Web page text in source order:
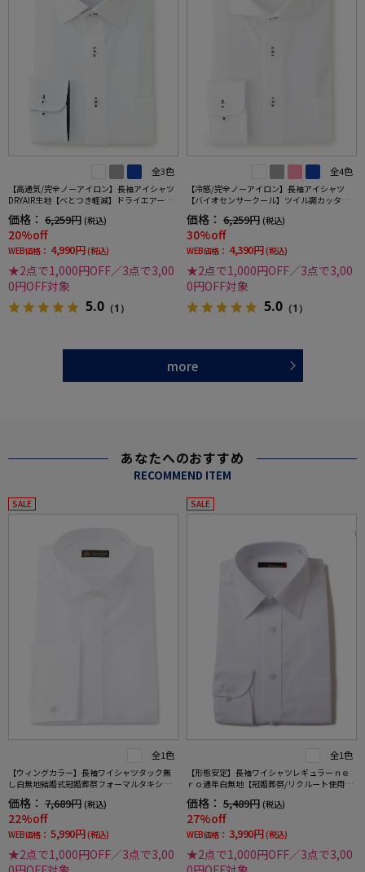
全3色
【高通気/完全ノーアイロン】長袖アイシャツ
DRYAIR生地【べとつき軽減】ドライエアース
トライプ調セミワイド別布ストライプ形態安
定ストレッチ防汚効果吸汗速乾ワイシャツ春
夏
価格： 6,259円 (税込)
20%off
WEB価格： 4,990円 (税込)
★2点で1,000円OFF／3点で3,00
0円OFF対象
5.0 （1）
全4色
【冷感/完全ノーアイロン】長袖アイシャツ
【バイオセンサークール】ツイル調カッタウ
ェイ織柄無地形態安定ストレッチ防汚効果吸
汗速乾ワイシャツ春夏
価格： 6,259円 (税込)
30%off
WEB価格： 4,390円 (税込)
★2点で1,000円OFF／3点で3,00
0円OFF対象
5.0 （1）
more
あなたへのおすすめ
RECOMMEND ITEM
SALE
全1色
【ウィングカラー】長袖ワイシャツタック無
し白無地結婚式冠婚葬祭フォーマルタキシー
ドモーニング正礼装蝶ネクタイ向け
価格： 7,689円 (税込)
22%off
WEB価格： 5,990円 (税込)
★2点で1,000円OFF／3点で3,00
SALE
全1色
【形態安定】長袖ワイシャツレギュラーｎｅ
ｒｏ通年白無地【冠婚葬祭/リクルート使用
可】
価格： 5,489円 (税込)
27%off
WEB価格： 3,990円 (税込)
★2点で1,000円OFF／3点で3,00